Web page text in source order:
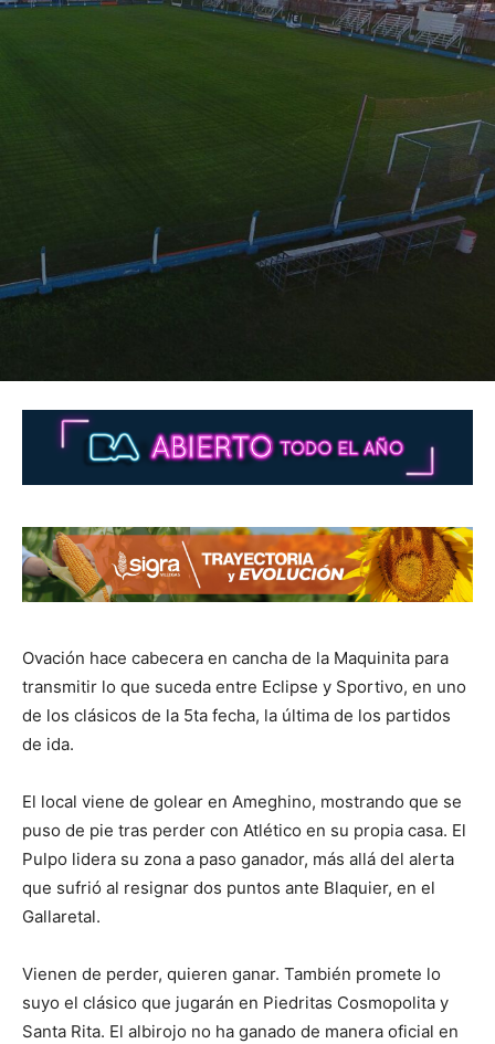
Ovación hace cabecera en cancha de la Maquinita para
transmitir lo que suceda entre Eclipse y Sportivo, en uno
de los clásicos de la 5ta fecha, la última de los partidos
de ida.
El local viene de golear en Ameghino, mostrando que se
puso de pie tras perder con Atlético en su propia casa. El
Pulpo lidera su zona a paso ganador, más allá del alerta
que sufrió al resignar dos puntos ante Blaquier, en el
Gallaretal.
Vienen de perder, quieren ganar. También promete lo
suyo el clásico que jugarán en Piedritas Cosmopolita y
Santa Rita. El albirojo no ha ganado de manera oficial en